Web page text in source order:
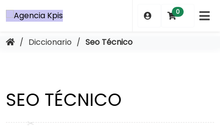
al
0
/ Diccionario / Seo Técnico
SEO TÉCNICO